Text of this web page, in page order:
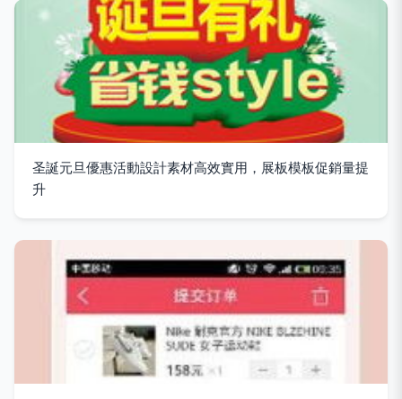
圣誕元旦優惠活動設計素材高效實用，展板模板促銷量提
升